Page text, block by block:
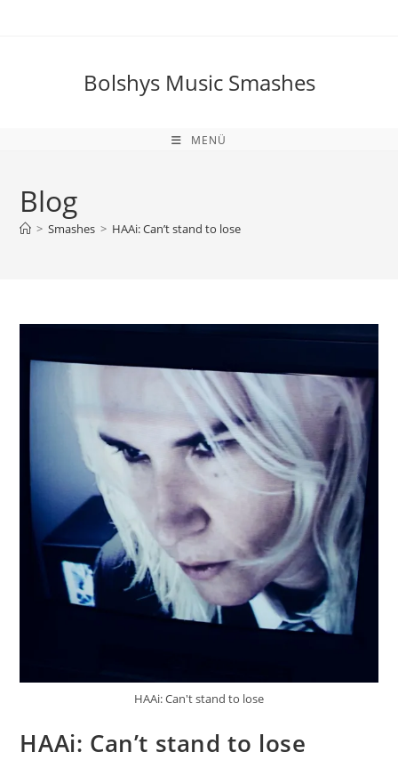
Bolshys Music Smashes
MENÜ
Blog
> Smashes > HAAi: Can’t stand to lose
HAAi: Can't stand to lose
HAAi: Can’t stand to lose